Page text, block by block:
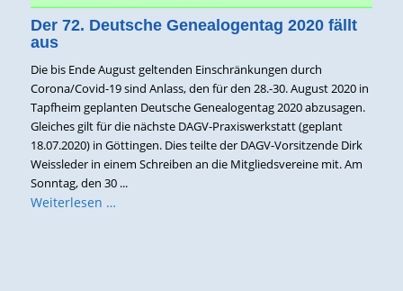
Der 72. Deutsche Genealogentag 2020 fällt
aus
Die bis Ende August geltenden Einschränkungen durch
Corona/Covid-19 sind Anlass, den für den 28.-30. August 2020 in
Tapfheim geplanten Deutsche Genealogentag 2020 abzusagen.
Gleiches gilt für die nächste DAGV-Praxiswerkstatt (geplant
18.07.2020) in Göttingen. Dies teilte der DAGV-Vorsitzende Dirk
Weissleder in einem Schreiben an die Mitgliedsvereine mit. Am
Sonntag, den 30 ...
Weiterlesen …